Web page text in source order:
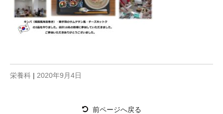
栄養科 | 2020年9月4日
前ページへ戻る